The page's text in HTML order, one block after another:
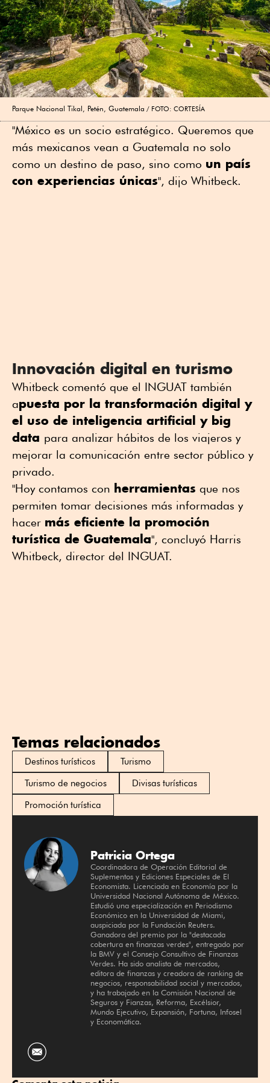
Parque Nacional Tikal, Petén, Guatemala FOTO: CORTESÍA
"México es un socio estratégico. Queremos que
más mexicanos vean a Guatemala no solo
como un destino de paso, sino como un país
con experiencias únicas", dijo Whitbeck.
Innovación digital en turismo
Whitbeck comentó que el INGUAT también
apuesta por la transformación digital y
el uso de inteligencia artificial y big
data para analizar hábitos de los viajeros y
mejorar la comunicación entre sector público y
privado.
"Hoy contamos con herramientas que nos
permiten tomar decisiones más informadas y
hacer más eficiente la promoción
turística de Guatemala", concluyó Harris
Whitbeck, director del INGUAT.
Temas relacionados
Destinos turísticos
Turismo
Turismo de negocios
Divisas turísticas
Promoción turística
Patricia Ortega
Coordinadora de Operación Editorial de
Suplementos y Ediciones Especiales de El
Economista. Licenciada en Economía por la
Universidad Nacional Autónoma de México.
Estudió una especialización en Periodismo
Económico en la Universidad de Miami,
auspiciada por la Fundación Reuters.
Ganadora del premio por la "destacada
cobertura en finanzas verdes", entregado por
la BMV y el Consejo Consultivo de Finanzas
Verdes. Ha sido analista de mercados,
editora de finanzas y creadora de ranking de
negocios, responsabilidad social y mercados,
y ha trabajado en la Comisión Nacional de
Seguros y Fianzas, Reforma, Excélsior,
Mundo Ejecutivo, Expansión, Fortuna, Infosel
y Economática.